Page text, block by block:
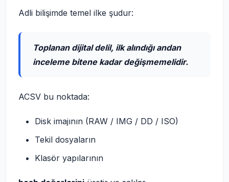
Adli bilişimde temel ilke şudur:
Toplanan dijital delil, ilk alındığı andan
inceleme bitene kadar değişmemelidir.
ACSV bu noktada:
Disk imajının (RAW / IMG / DD / ISO)
Tekil dosyaların
Klasör yapılarının